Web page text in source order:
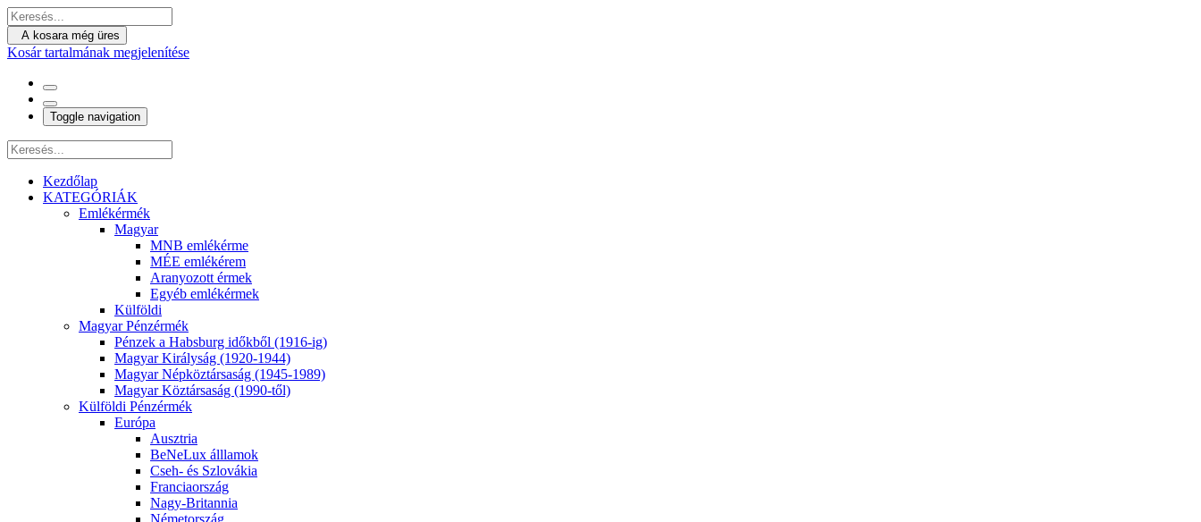
A kosara még üres
Kosár tartalmának megjelenítése
Toggle navigation
Kezdőlap
KATEGÓRIÁK
Emlékérmék
Magyar
MNB emlékérme
MÉE emlékérem
Aranyozott érmek
Egyéb emlékérmek
Külföldi
Magyar Pénzérmék
Pénzek a Habsburg időkből (1916-ig)
Magyar Királyság (1920-1944)
Magyar Népköztársaság (1945-1989)
Magyar Köztársaság (1990-től)
Külföldi Pénzérmék
Európa
Ausztria
BeNeLux álllamok
Cseh- és Szlovákia
Franciaország
Nagy-Britannia
Németország